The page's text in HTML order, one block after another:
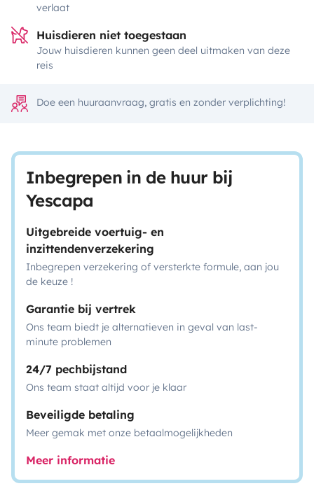
verlaat
Huisdieren niet toegestaan
Jouw huisdieren kunnen geen deel uitmaken van deze
reis
Doe een huuraanvraag, gratis en zonder verplichting!
Inbegrepen in de huur bij
Yescapa
Uitgebreide voertuig- en
inzittendenverzekering
Inbegrepen verzekering of versterkte formule, aan jou
de keuze !
Garantie bij vertrek
Ons team biedt je alternatieven in geval van last-
minute problemen
24/7 pechbijstand
Ons team staat altijd voor je klaar
Beveiligde betaling
Meer gemak met onze betaalmogelijkheden
Meer informatie